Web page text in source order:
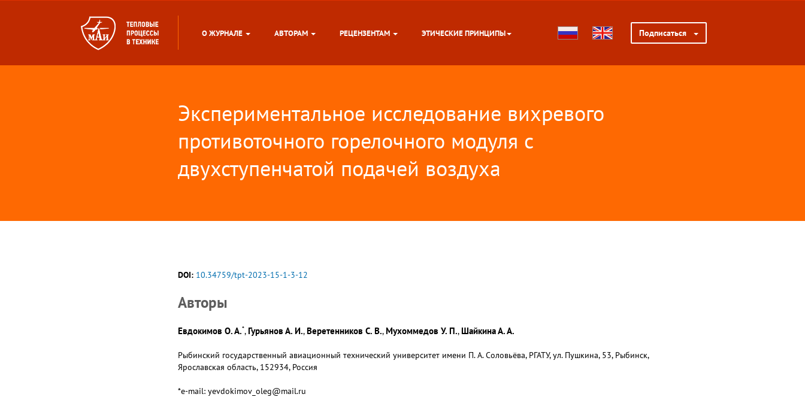
О ЖУРНАЛЕ АВТОРАМ РЕЦЕНЗЕНТАМ ЭТИЧЕСКИЕ ПРИНЦИПЫ Подписаться
Экспериментальное исследование вихревого
противоточного горелочного модуля с
двухступенчатой подачей воздуха
DOI: 10.34759/tpt-2023-15-1-3-12
Авторы
Евдокимов О. А.*,Гурьянов А. И.,Веретенников С. В.,Мухоммедов У. П.,Шайкина А. А.
Рыбинский государственный авиационный технический университет имени П. А. Соловьёва, РГАТУ, ул. Пушкина, 53, Рыбинск,
Ярославская область, 152934, Россия
*e-mail: yevdokimov_oleg@mail.ru